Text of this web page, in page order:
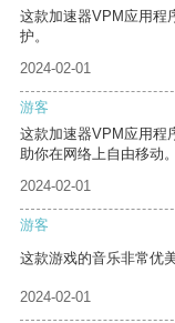
这款加速器VPM应用程
护。
2024-02-01
游客
这款加速器VPM应用程
助你在网络上自由移动。
2024-02-01
游客
这款游戏的音乐非常优
2024-02-01